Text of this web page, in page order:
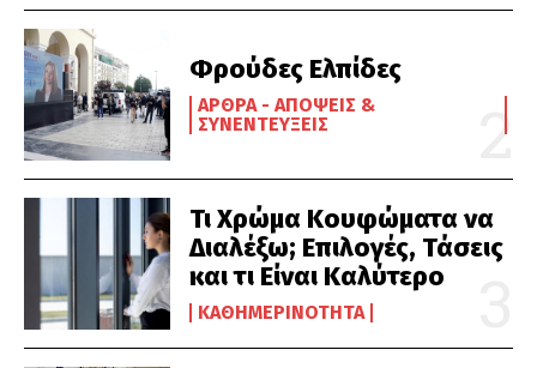
Φρούδες Ελπίδες
ΆΡΘΡΑ - ΑΠΌΨΕΙΣ &
ΣΥΝΕΝΤΕΎΞΕΙΣ
Τι Χρώμα Κουφώματα να
Διαλέξω; Επιλογές, Τάσεις
και τι Είναι Καλύτερο
ΚΑΘΗΜΕΡΙΝΌΤΗΤΑ